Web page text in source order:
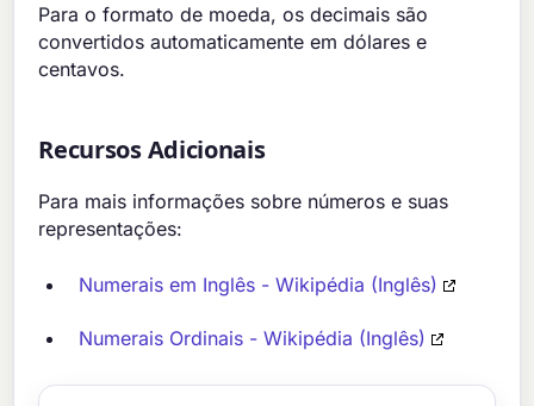
Para o formato de moeda, os decimais são
convertidos automaticamente em dólares e
centavos.
Recursos Adicionais
Para mais informações sobre números e suas
representações:
Numerais em Inglês - Wikipédia (Inglês)
Numerais Ordinais - Wikipédia (Inglês)